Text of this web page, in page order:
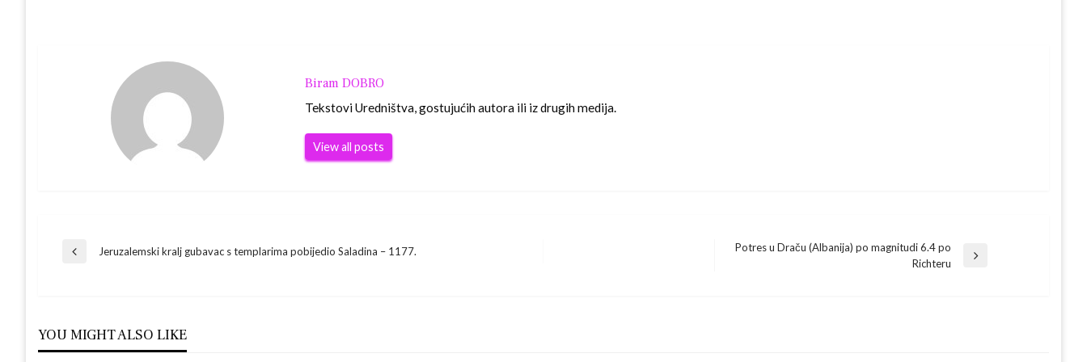
Biram DOBRO
Tekstovi Uredništva, gostujućih autora ili iz drugih medija.
View all posts
Navigacija
Previous
Jeruzalemski kralj gubavac s templarima pobijedio Saladina – 1177.
Potres u Draču (Albanija) po magnitudi 6.4 po
Richteru
YOU MIGHT ALSO LIKE